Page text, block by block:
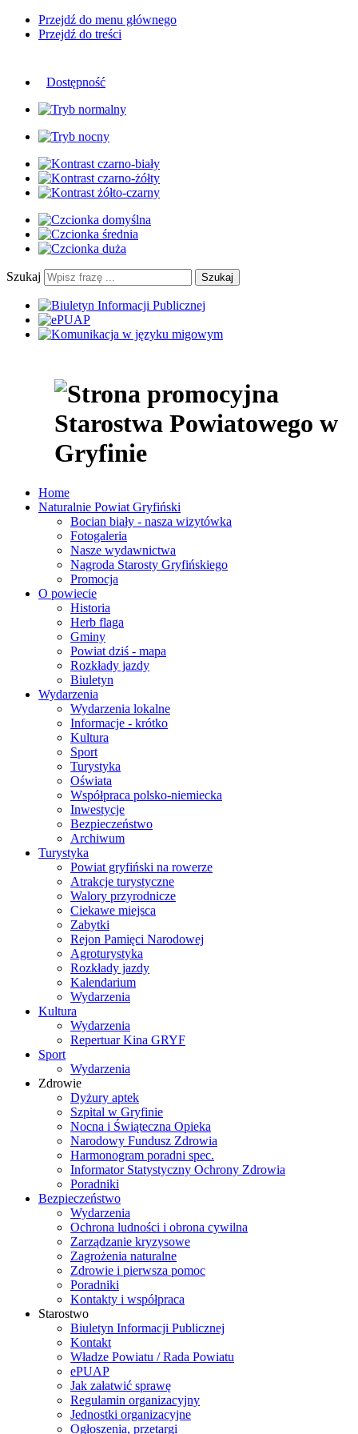
Przejdź do menu głównego
Przejdź do treści
Dostępność
Szukaj Szukaj
Home
Naturalnie Powiat Gryfiński
Bocian biały - nasza wizytówka
Fotogaleria
Nasze wydawnictwa
Nagroda Starosty Gryfińskiego
Promocja
O powiecie
Historia
Herb flaga
Gminy
Powiat dziś - mapa
Rozkłady jazdy
Biuletyn
Wydarzenia
Wydarzenia lokalne
Informacje - krótko
Kultura
Sport
Turystyka
Oświata
Współpraca polsko-niemiecka
Inwestycje
Bezpieczeństwo
Archiwum
Turystyka
Powiat gryfiński na rowerze
Atrakcje turystyczne
Walory przyrodnicze
Ciekawe miejsca
Zabytki
Rejon Pamięci Narodowej
Agroturystyka
Rozkłady jazdy
Kalendarium
Wydarzenia
Kultura
Wydarzenia
Repertuar Kina GRYF
Sport
Wydarzenia
Zdrowie
Dyżury aptek
Szpital w Gryfinie
Nocna i Świąteczna Opieka
Narodowy Fundusz Zdrowia
Harmonogram poradni spec.
Informator Statystyczny Ochrony Zdrowia
Poradniki
Bezpieczeństwo
Wydarzenia
Ochrona ludności i obrona cywilna
Zarządzanie kryzysowe
Zagrożenia naturalne
Zdrowie i pierwsza pomoc
Poradniki
Kontakty i współpraca
Starostwo
Biuletyn Informacji Publicznej
Kontakt
Władze Powiatu / Rada Powiatu
ePUAP
Jak załatwić sprawę
Regulamin organizacyjny
Jednostki organizacyjne
Ogłoszenia, przetargi